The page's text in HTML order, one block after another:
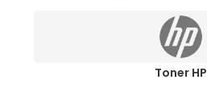
Toner HP